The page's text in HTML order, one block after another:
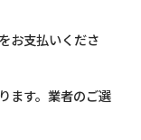
お支払いくださ
ます。業者のご選